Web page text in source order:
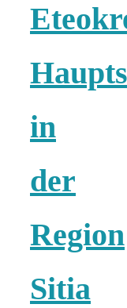
in
der
Region
Sitia